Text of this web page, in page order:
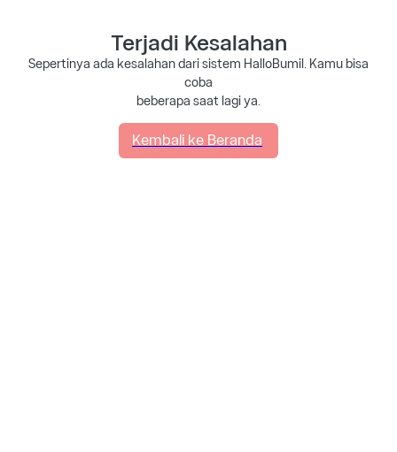
Terjadi Kesalahan
Sepertinya ada kesalahan dari sistem HalloBumil. Kamu bisa
coba
beberapa saat lagi ya.
Kembali ke Beranda